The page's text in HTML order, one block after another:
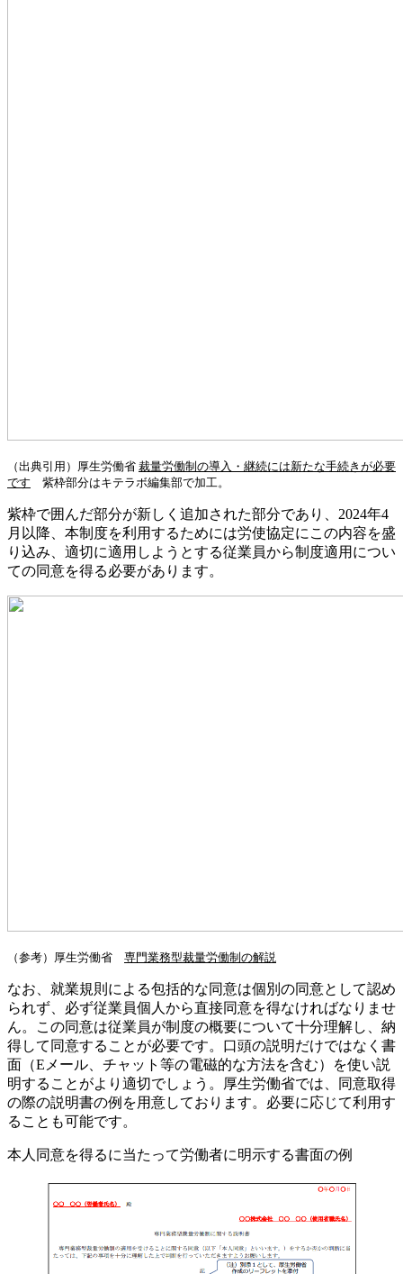
（出典引用）厚生労働省 裁量労働制の導入・継続には新たな手続きが必要
です 紫枠部分はキテラボ編集部で加工。
紫枠で囲んだ部分が新しく追加された部分であり、2024年4
月以降、本制度を利用するためには労使協定にこの内容を盛
り込み、適切に適用しようとする従業員から制度適用につい
ての同意を得る必要があります。
（参考）厚生労働省 専門業務型裁量労働制の解説
なお、就業規則による包括的な同意は個別の同意として認め
られず、必ず従業員個人から直接同意を得なければなりませ
ん。この同意は従業員が制度の概要について十分理解し、納
得して同意することが必要です。口頭の説明だけではなく書
面（Eメール、チャット等の電磁的な方法を含む）を使い説
明することがより適切でしょう。厚生労働省では、同意取得
の際の説明書の例を用意しております。必要に応じて利用す
ることも可能です。
本人同意を得るに当たって労働者に明示する書面の例